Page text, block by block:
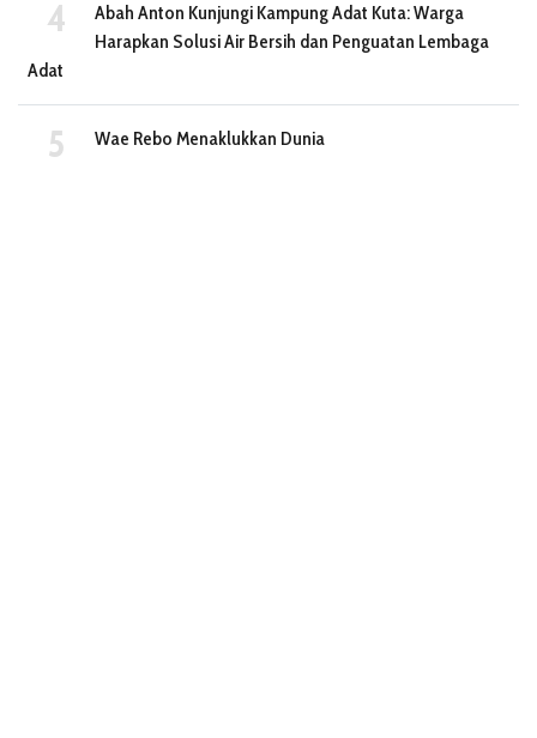
Abah Anton Kunjungi Kampung Adat Kuta: Warga
Harapkan Solusi Air Bersih dan Penguatan Lembaga
Adat
Wae Rebo Menaklukkan Dunia